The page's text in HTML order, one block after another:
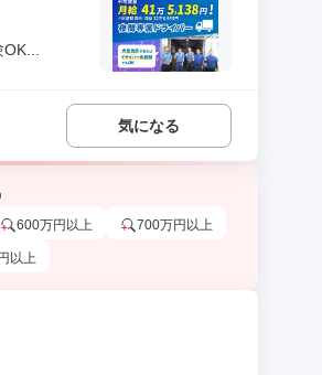
気になる
600万円以上 700万円以上
以上